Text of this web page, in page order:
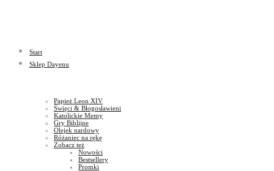
God
Start
Sklep Dayenu
Papież Leon XIV
Święci & Błogosławieni
Katolickie Memy
Gry Biblijne
Olejek nardowy
Różaniec na rękę
Zobacz też
Nowości
Bestsellery
Promki